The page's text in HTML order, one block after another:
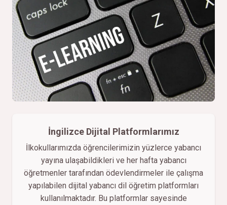
İngilizce Dijital Platformlarımız
İlkokullarımızda öğrencilerimizin yüzlerce yabancı
yayına ulaşabildikleri ve her hafta yabancı
öğretmenler tarafından ödevlendirmeler ile çalışma
yapılabilen dijital yabancı dil öğretim platformları
kullanılmaktadır. Bu platformlar sayesinde